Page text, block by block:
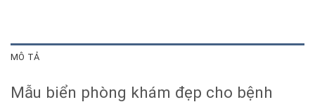
MÔ TẢ
Mẫu biển phòng khám đẹp cho bệnh